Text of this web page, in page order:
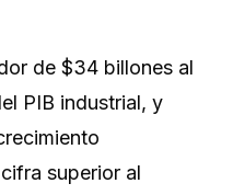
de $34 billones al
PIB industrial, y
superior al